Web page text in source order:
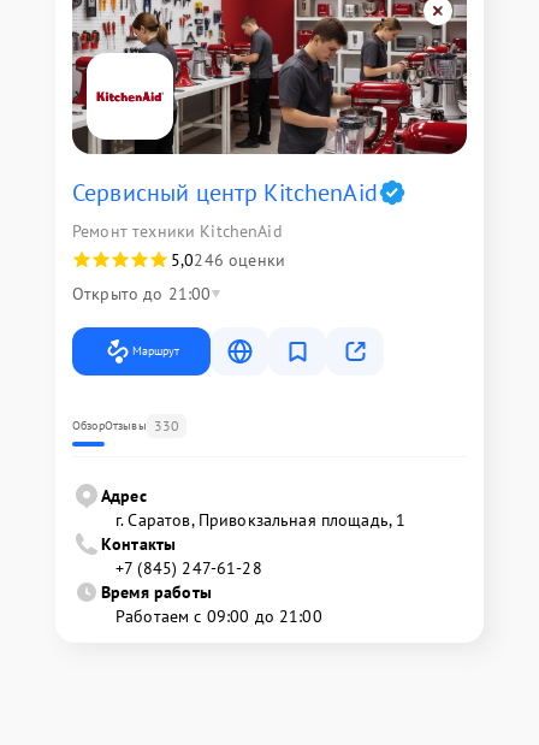
Сервисный центр KitchenAid
Ремонт техники KitchenAid
5,0246 оценки
Открыто до 21:00
Маршрут
ОбзорОтзывы 330
Адрес
г. Саратов, Привокзальная площадь, 1
Контакты
+7 (845) 247-61-28
Время работы
Работаем с 09:00 до 21:00